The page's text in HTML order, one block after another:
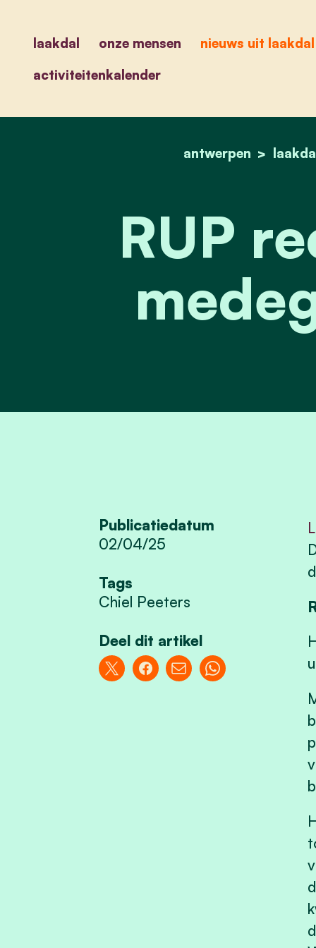
laakdal onze mensen
nieuws uit laakdal
activiteitenkalender
antwerpen
RUP
Publicatiedatum
02/04/25
Tags
Chiel Peeters
Deel dit artikel